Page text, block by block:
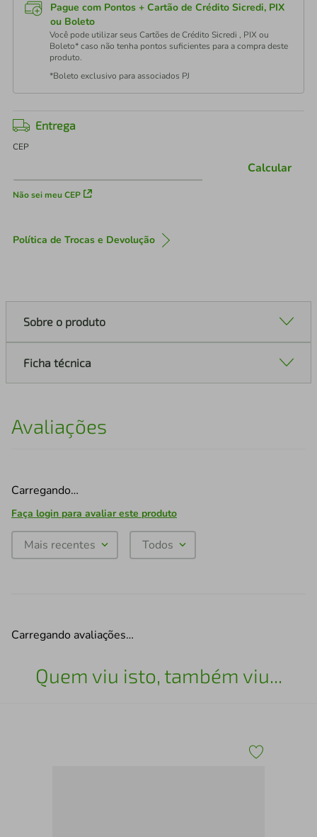
Pague com Pontos + Cartão de Crédito Sicredi, PIX
ou Boleto
Você pode utilizar seus Cartões de Crédito Sicredi , PIX ou
Boleto* caso não tenha pontos suficientes para a compra deste
produto.
*Boleto exclusivo para associados PJ
Entrega
CEP
Não sei meu CEP
Calcular
Política de Trocas e Devolução
Sobre o produto
Ficha técnica
Avaliações
Carregando…
Faça login para avaliar este produto
Mais recentes Todos
Carregando avaliações…
Quem viu isto, também viu...